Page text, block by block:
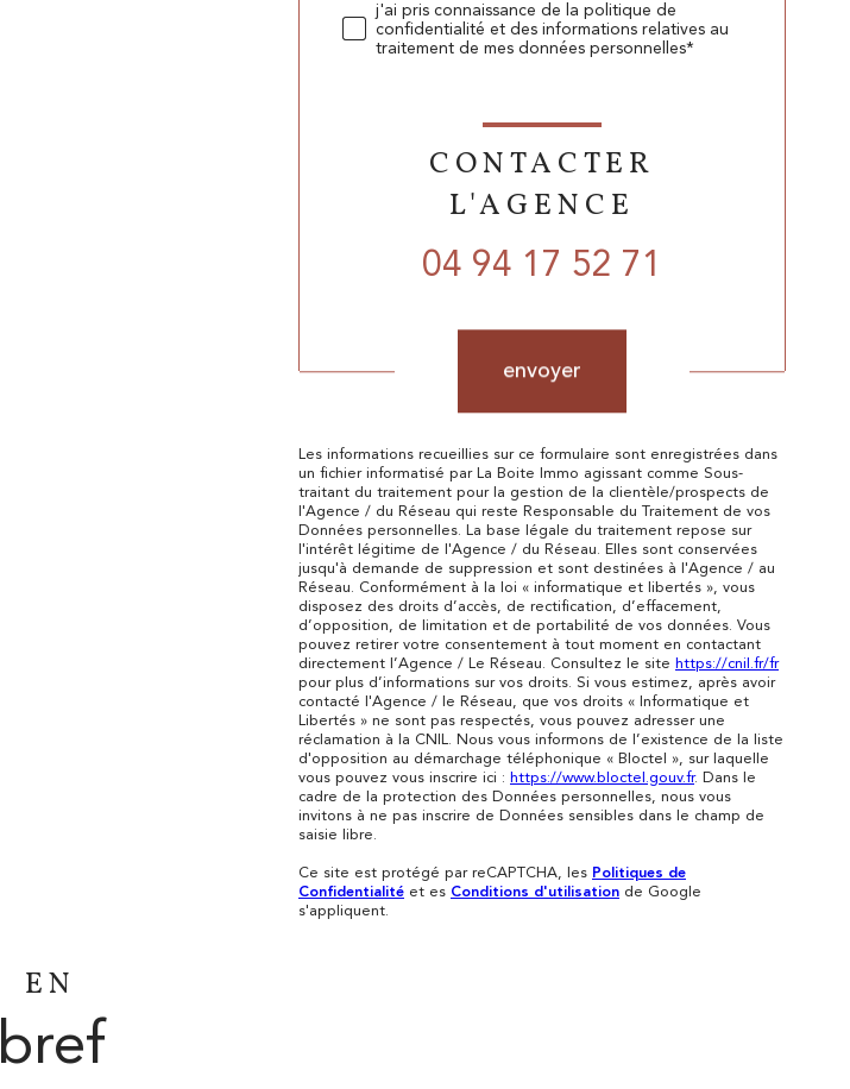
j'ai pris connaissance de la politique de
confidentialité et des informations relatives au
traitement de mes données personnelles*
CONTACTER
L'AGENCE
04 94 17 52 71
envoyer
Les informations recueillies sur ce formulaire sont enregistrées dans
un fichier informatisé par La Boite Immo agissant comme Sous-
traitant du traitement pour la gestion de la clientèle/prospects de
l'Agence / du Réseau qui reste Responsable du Traitement de vos
Données personnelles. La base légale du traitement repose sur
l'intérêt légitime de l'Agence / du Réseau. Elles sont conservées
jusqu'à demande de suppression et sont destinées à l'Agence / au
Réseau. Conformément à la loi « informatique et libertés », vous
disposez des droits d’accès, de rectification, d’effacement,
d’opposition, de limitation et de portabilité de vos données. Vous
pouvez retirer votre consentement à tout moment en contactant
directement l’Agence / Le Réseau. Consultez le site https://cnil.fr/fr
pour plus d’informations sur vos droits. Si vous estimez, après avoir
contacté l'Agence / le Réseau, que vos droits « Informatique et
Libertés » ne sont pas respectés, vous pouvez adresser une
réclamation à la CNIL. Nous vous informons de l’existence de la liste
d'opposition au démarchage téléphonique « Bloctel », sur laquelle
vous pouvez vous inscrire ici : https://www.bloctel.gouv.fr. Dans le
cadre de la protection des Données personnelles, nous vous
invitons à ne pas inscrire de Données sensibles dans le champ de
saisie libre.
Ce site est protégé par reCAPTCHA, les Politiques de
Confidentialité et es Conditions d'utilisation de Google
s'appliquent.
EN
bref